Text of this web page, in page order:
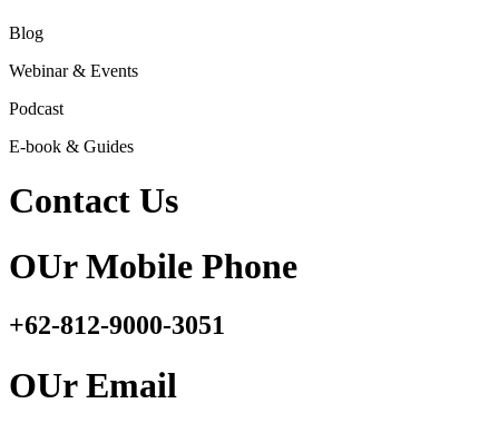
Blog
Webinar & Events
Podcast
E-book & Guides
Contact Us
OUr Mobile Phone
+62-812-9000-3051
OUr Email